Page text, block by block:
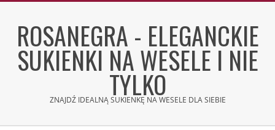
contentROSANEGRA - ELEGANCKIE
SUKIENKI NA WESELE I NIE
TYLKO
ZNAJDŹ IDEALNĄ SUKIENKĘ NA WESELE DLA SIEBIE